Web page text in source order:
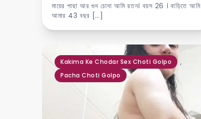
মায়ের পাছা আর গুদ চোদা আমি রতন। বয়স 26 । বাড়িতে আমি
আমার 43 বছর […]
Kakima Ke Chodar Sex Choti Golpo ,
Pacha Choti Golpo